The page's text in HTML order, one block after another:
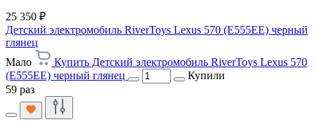
25 350 ₽
Детский электромобиль RiverToys Lexus 570 (E555EE) черный
глянец
Мало
Купить Детский электромобиль RiverToys Lexus 570
(E555EE) черный глянец
Купили
59 раз